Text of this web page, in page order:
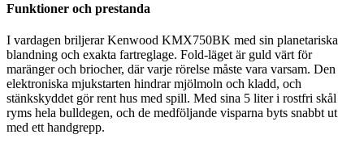
Funktioner och prestanda
I vardagen briljerar Kenwood KMX750BK med sin planetariska
blandning och exakta fartreglage. Fold-läget är guld värt för
maränger och briocher, där varje rörelse måste vara varsam. Den
elektroniska mjukstarten hindrar mjölmoln och kladd, och
stänkskyddet gör rent hus med spill. Med sina 5 liter i rostfri skål
ryms hela bulldegen, och de medföljande visparna byts snabbt ut
med ett handgrepp.